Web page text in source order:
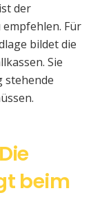
der
empfehlen. Für
bildet die
Sie
stehende
beim